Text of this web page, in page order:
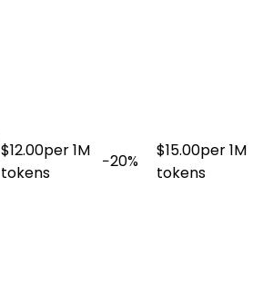
$12.00per 1M
tokens
−20%
$15.00per 1M
tokens